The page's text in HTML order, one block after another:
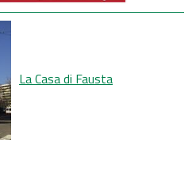
La Casa di Fausta